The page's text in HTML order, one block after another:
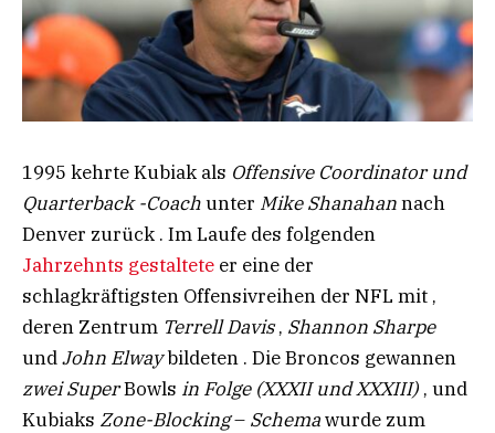
1995 kehrte Kubiak als Offensive Coordinator und
Quarterback -Coachunter Mike Shanahannach
Denver zurück . Im Laufe des folgenden
Jahrzehnts gestaltete er eine der
schlagkräftigsten Offensivreihen der NFL mit ,
deren Zentrum Terrell Davis, Shannon Sharpe
undJohn Elwaybildeten . Die Broncos gewannen
zwei SuperBowls in Folge (XXXII und XXXIII) , und
Kubiaks Zone-Blocking– Schemawurde zum